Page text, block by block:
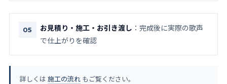
お見積り・施工・お引き渡し ：完成後に実際の歌声
で仕上がりを確認
詳しくは 施工の流れもご覧ください。